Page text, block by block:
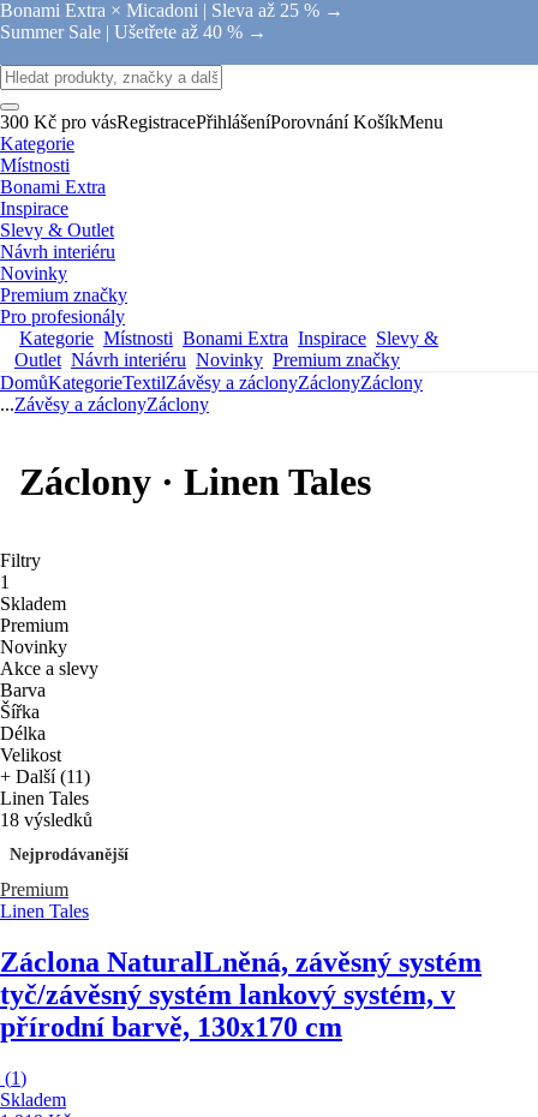
Bonami Extra × Micadoni | Sleva až 25 % →
Summer Sale | Ušetřete až 40 % →
300 Kč pro vásRegistracePřihlášeníPorovnání KošíkMenu
Kategorie
Místnosti
Bonami Extra
Inspirace
Slevy & Outlet
Návrh interiéru
Novinky
Premium značky
Pro profesionály
Kategorie Místnosti Bonami Extra Inspirace Slevy &
Outlet Návrh interiéru Novinky Premium značky
DomůKategorieTextilZávěsy a záclonyZáclonyZáclony
...Závěsy a záclonyZáclony
Záclony · Linen Tales
Filtry
1
Skladem
Premium
Novinky
Akce a slevy
Barva
Šířka
Délka
Velikost
+ Další (11)
Linen Tales
18 výsledků
Nejprodávanější
Premium
Linen Tales
Záclona NaturalLněná, závěsný systém
tyč/závěsný systém lankový systém, v
přírodní barvě, 130x170 cm
(1)
Skladem